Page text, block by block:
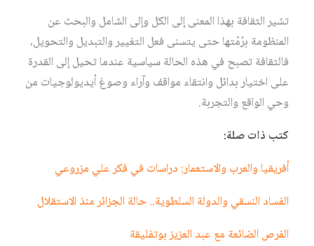
تشير الثقافة بهذا المعنى إلى الكل وإلى الشامل والبحث عن
المنظومة برُمّتها حتى يتسنى فعل التغيير والتبديل والتحويل،
فالثقافة تصبح في هذه الحالة سياسية عندما تحيل إلى القدرة
على اختيار بدائل وانتقاء مواقف وآراء وصوغ أيديولوجيات من
وحي الواقع والتجربة.
كتب ذات صلة:
أفريقيا والعرب والاستعمار: دراسات في فكر علي مزروعي
الفساد النسقي والدولة السلطوية.. حالة الجزائر منذ الاستقلال
الفرص الضائعة مع عبد العزيز بوتفليقة